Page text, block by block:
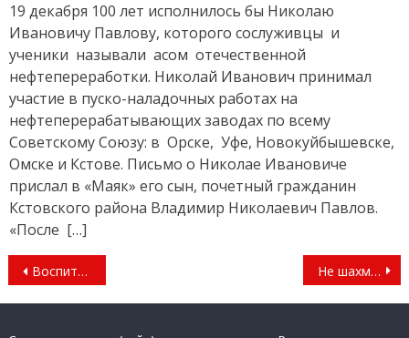
19 декабря 100 лет исполнилось бы Николаю
Ивановичу Павлову, которого сослуживцы и
ученики называли асом отечественной
нефтепереработки. Николай Иванович принимал
участие в пуско-наладочных работах на
нефтеперерабатывающих заводах по всему
Советскому Союзу: в Орске, Уфе, Новокуйбышевске,
Омске и Кстове. Письмо о Николае Ивановиче
прислал в «Маяк» его сын, почетный гражданин
Кстовского района Владимир Николаевич Павлов.
«После […]
Навигация
по
Воспитанник ДДЮТ отличился на «РобоФинисте — 2018» Не шахматами едиными